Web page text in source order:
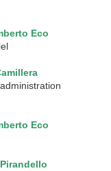
Eco
Eco